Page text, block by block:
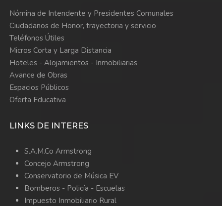
Nómina de Intendente y Presidentes Comunales
Ciudadanos de Honor, trayectoria y servicio
Teléfonos Útiles
Micros Corta y Larga Distancia
Hoteles - Alojamientos - Inmobiliarias
Avance de Obras
Espacios Públicos
Oferta Educativa
LINKS DE INTERES
S.A.M.Co Armstrong
Concejo Armstrong
Conservatorio de Música EV
Bomberos - Policía - Escuelas
Impuesto Inmobiliario Rural